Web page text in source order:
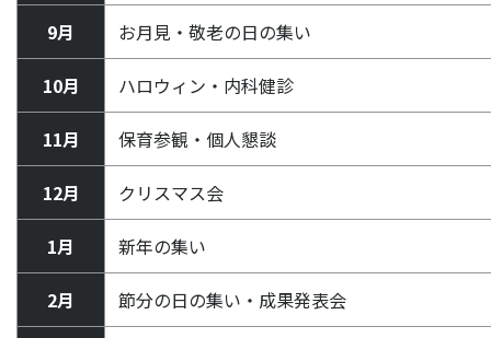
9月 お月見・敬老の日の集い
10月 ハロウィン・内科健診
11月 保育参観・個人懇談
12月 クリスマス会
1月 新年の集い
2月 節分の日の集い・成果発表会